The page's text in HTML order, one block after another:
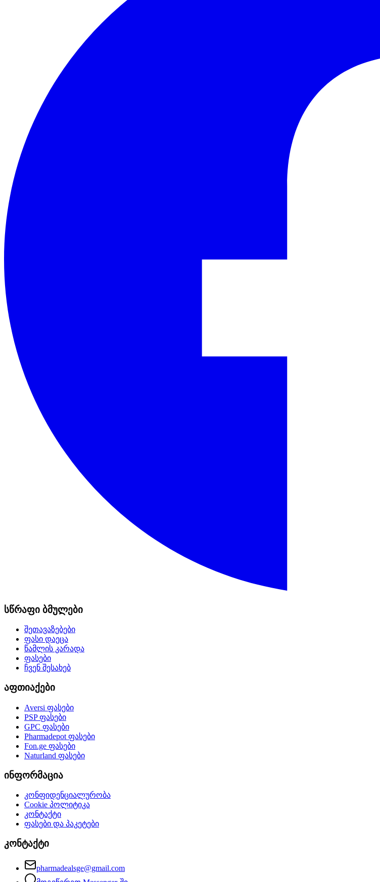
სწრაფი ბმულები
შეთავაზებები
ფასი დაეცა
წამლის კარადა
ფასები
ჩვენ შესახებ
აფთიაქები
Aversi ფასები
PSPფასები
GPC ფასები
Pharmadepot ფასები
Fon.ge ფასები
Naturland ფასები
ინფორმაცია
კონფიდენციალურობა
Cookie პოლიტიკა
კონტაქტი
ფასები და პაკეტები
კონტაქტი
pharmadealsge@gmail.com